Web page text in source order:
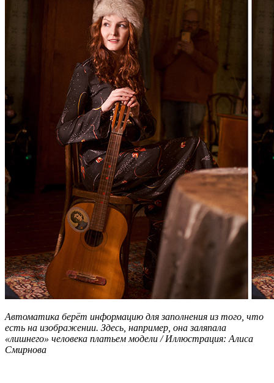
Автоматика берёт информацию для заполнения из того, что
есть на изображении. Здесь, например, она заляпала
«лишнего» человека платьем модели / Иллюстрация: Алиса
Смирнова